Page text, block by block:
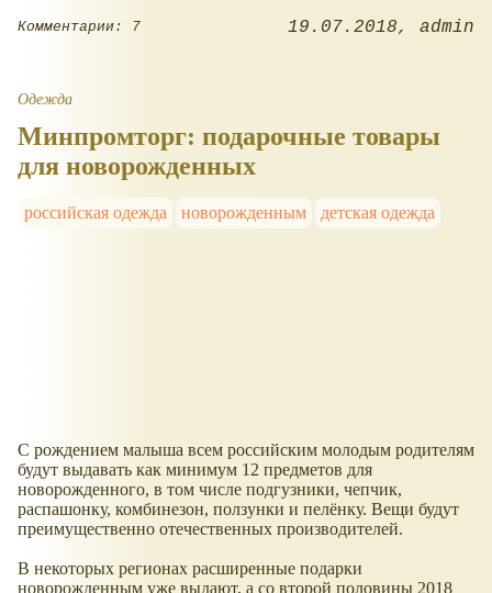
Комментарии: 7 19.07.2018 admin
Одежда
Минпромторг: подарочные товары
для новорожденных
российская одежда новорожденным детская одежда
С рождением малыша всем российским молодым родителям
будут выдавать как минимум 12 предметов для
новорожденного, в том числе подгузники, чепчик,
распашонку, комбинезон, ползунки и пелёнку. Вещи будут
преимущественно отечественных производителей.
В некоторых регионах расширенные подарки
новорожденным уже выдают, а со второй половины 2018